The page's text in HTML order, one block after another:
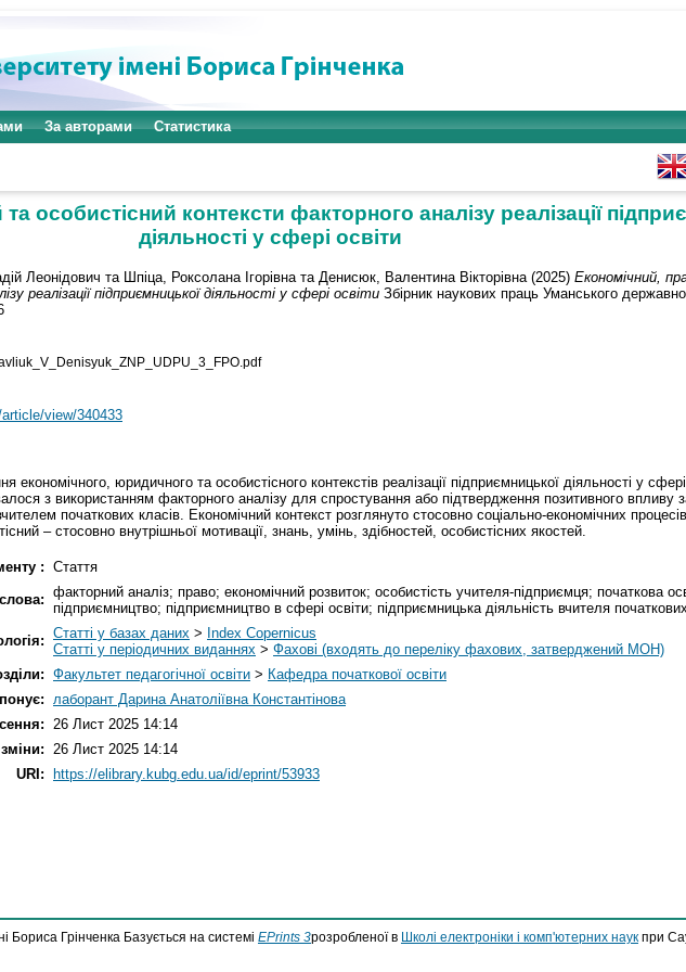
За авторами Статистика
особистісний контексти факторного аналізу реалізації
діяльності у сфері освіти
Леонідович та Шпіца, Роксолана Ігорівна та Денисюк, Валентина Вікторівна (2025) Економічний,
реалізації підприємницької діяльності у сфері освіти Збірник наукових праць Уманського
view/340433
економічного, юридичного та особистісного контекстів реалізації підприємницької діяльності у
з використанням факторного аналізу для спростування або підтвердження позитивного впливу
початкових класів. Економічний контекст розглянуто стосовно соціально-економічних
– стосовно внутрішньої мотивації, знань, умінь, здібностей, особистісних якостей.
: Стаття
факторний аналіз; право; економічний розвиток; особистість учителя-підприємця; початкова
підприємництво; підприємництво в сфері освіти; підприємницька діяльність вчителя
Статті у базах даних > Index Copernicus
Статті у періодичних виданнях > Фахові (входять до переліку фахових, затверджений МОН)
Факультет педагогічної освіти > Кафедра початкової освіти
лаборант Дарина Анатоліївна Константінова
26 Лист 2025 14:14
26 Лист 2025 14:14
URI:
https://elibrary.kubg.edu.ua/id/eprint/53933
Бориса Грінченка Базується на системі EPrints 3розробленої в Школі електроніки і комп'ютерних наук при